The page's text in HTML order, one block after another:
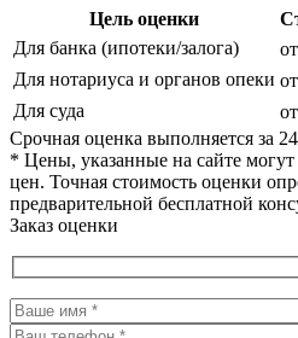
Цель оценки
Для банка (ипотеки/залога)
Для нотариуса и органов опеки
Для суда
Срочная оценка выполняется за
* Цены, указанные на сайте могут
цен. Точная стоимость оценки
предварительной бесплатной
Заказ оценки